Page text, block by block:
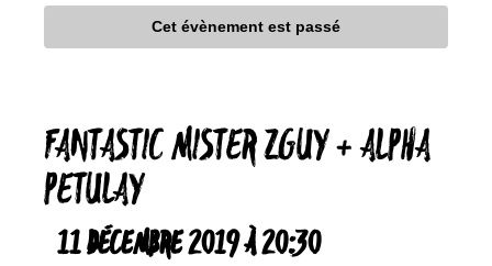
Cet évènement est passé
FANTASTIC MISTER ZGUY + ALPHA
PETULAY
11 DÉCEMBRE 2019 À 20:30